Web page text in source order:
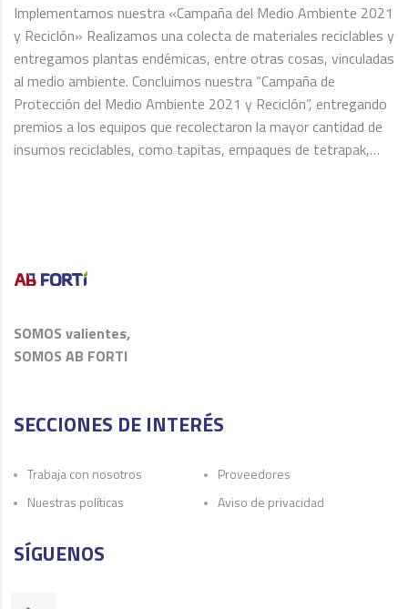
Implementamos nuestra «Campaña del Medio Ambiente 2021
y Reciclón» Realizamos una colecta de materiales reciclables y
entregamos plantas endémicas, entre otras cosas, vinculadas
al medio ambiente. Concluimos nuestra “Campaña de
Protección del Medio Ambiente 2021 y Reciclón”, entregando
premios a los equipos que recolectaron la mayor cantidad de
insumos reciclables, como tapitas, empaques de tetrapak,…
SOMOS valientes,
SOMOS AB FORTI
SECCIONES DE INTERÉS
Trabaja con nosotros
Proveedores
Nuestras políticas
Aviso de privacidad
SÍGUENOS